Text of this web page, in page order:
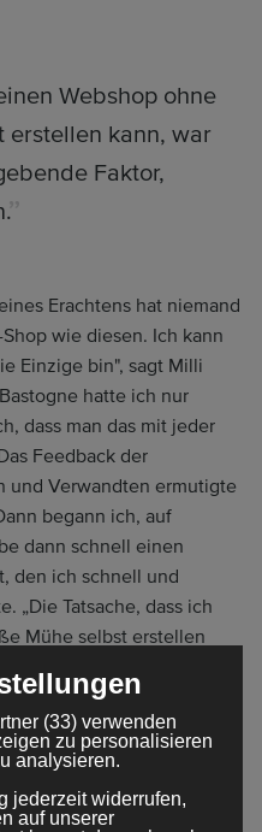
Webshop ohne
erstellen kann, war
Faktor,
Erachtens hat niemand
wie diesen. Ich kann
Einzige bin", sagt Milli
hatte ich nur
dass man das mit jeder
Feedback der
und Verwandten ermutigte
begann ich, auf
dann schnell einen
den ich schnell und
„Die Tatsache, dass ich
Mühe selbst erstellen
über den Webshop
„Das Interesse am Online-
aber auch die Corona-
(33) verwenden
zu personalisieren
analysieren.
jederzeit widerrufen,
auf unserer